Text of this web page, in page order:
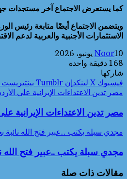
كما يستعرض الاجتماع آخر مستجدات
ويتضمن الاجتماع أيضًا متابعة رئيس
الاستثمارات الأجنبية والعربية لدعم
Noor10 يونيو، 2026
168 دقيقة واحدة
شاركها
فيسبوك ‫X لينكدإن بينتيريست
مصر تدين الاعتداءات الإيرانية على
مصر تدين الاعتداءات الإيرانية
مجدي سبلة يكتب ..عبير فتح الله نائبة
مجدي سبلة يكتب ..عبير فتح الله
مقالات ذات صلة